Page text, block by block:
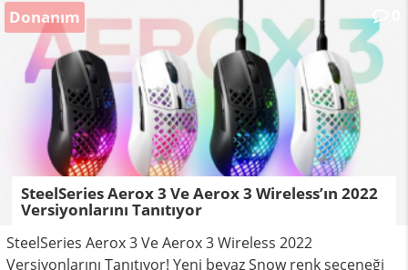
SteelSeries Aerox 3 Ve Aerox 3 Wireless’ın 2022
Versiyonlarını Tanıtıyor
Donanım
SteelSeries Aerox 3 Ve Aerox 3 Wireless 2022
Versiyonlarını Tanıtıyor! Yeni beyaz Snow renk seçeneği